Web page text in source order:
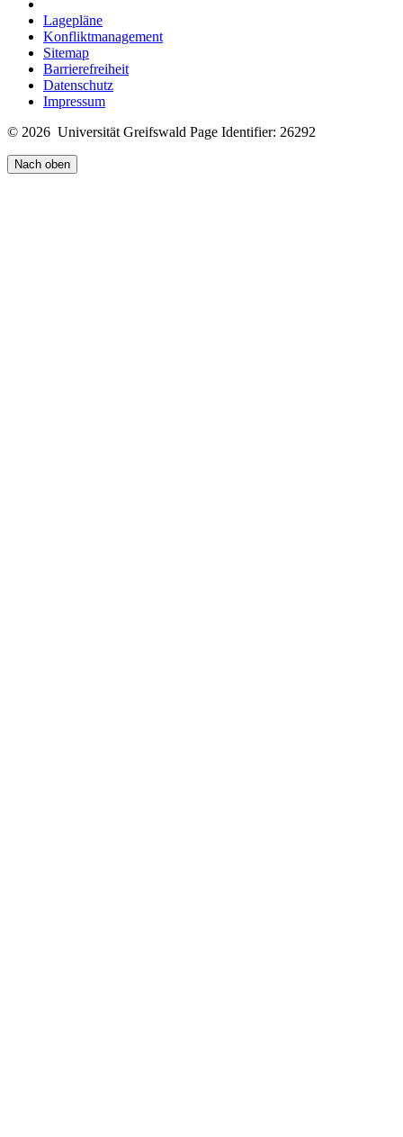
Lagepläne
Konfliktmanagement
Sitemap
Barrierefreiheit
Datenschutz
Impressum
© 2026 Universität Greifswald Page Identifier: 26292
Nach oben